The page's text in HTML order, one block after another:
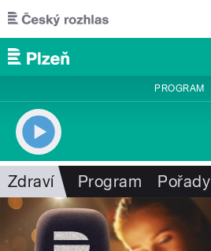
Přejít k hlavnímu obsahu
PROGRAM
Zdraví Program Pořady